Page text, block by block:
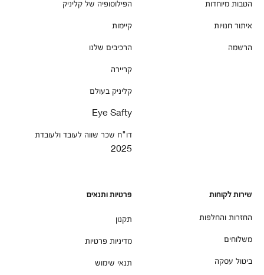
הטבות מיוחדות
איתור חנויות
הרשמה
הפילוסופיה של קליניק
קיימות
הרכיבים שלנו
קריירה
קליניק בעולם
Eye Safty
דו"ח שכר שווה לעובד ולעובדת
2025
שירות לקוחות
החזרות והחלפות
משלוחים
ביטול עסקה
פרטיות ותנאים
תקנון
מדיניות פרטיות
תנאי שימוש